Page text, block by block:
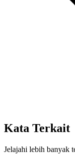
Kata Terkait
Jelajahi lebih banyak